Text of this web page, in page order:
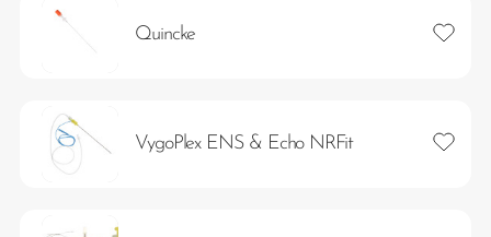
Quincke Lägg
VygoPlex ENS & Echo NRFit Lägg